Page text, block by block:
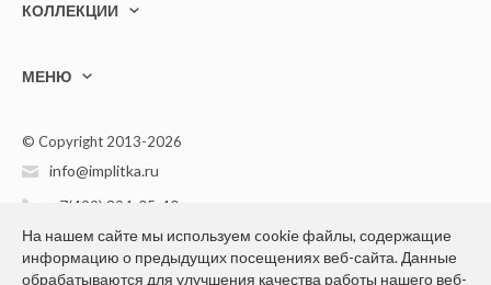
КОЛЛЕКЦИИ
МЕНЮ
© Copyright 2013-2026
info@implitka.ru
+7(499) 394-05-40
На нашем сайте мы используем cookie файлы, содержащие
информацию о предыдущих посещениях веб-сайта. Данные
обрабатываются для улучшения качества работы нашего веб-